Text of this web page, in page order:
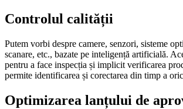
Controlul calității
Putem vorbi despre camere, senzori, sisteme
scanare, etc., bazate pe inteligență artificială.
pentru a face inspecția și implicit verificarea
permite identificarea și corectarea din timp a
Optimizarea lanțului de